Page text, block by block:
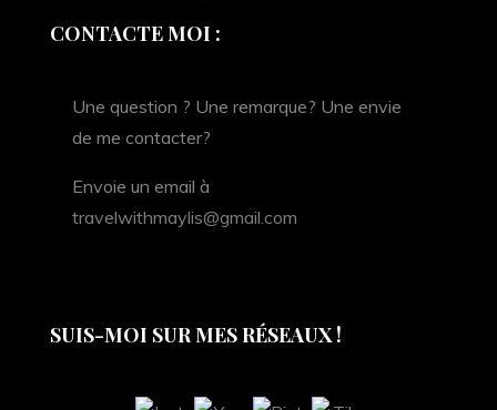
CONTACTE MOI :
Une question ? Une remarque? Une envie
de me contacter?
Envoie un email à
travelwithmaylis@gmail.com
SUIS-MOI SUR MES RÉSEAUX !